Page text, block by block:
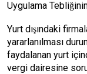
Uygulama
Yurt dışındaki
yararlanılması
faydalanan yurt
vergi dairesine